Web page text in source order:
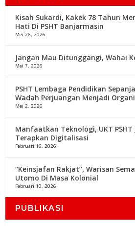
Kisah Sukardi, Kakek 78 Tahun
Hati Di PSHT Banjarmasin
Mei 26, 2026
Jangan Mau Ditunggangi, Wahai
Mei 7, 2026
PSHT Lembaga Pendidikan
Wadah Perjuangan Menjadi
Mei 2, 2026
Manfaatkan Teknologi, UKT
Terapkan Digitalisasi
Februari 16, 2026
“Keinsjafan Rakjat”, Warisan
Utomo Di Masa Kolonial
Februari 10, 2026
PUBLIKASI